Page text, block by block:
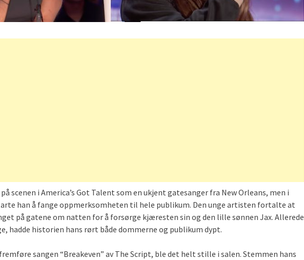
scenen i America’s Got Talent som en ukjent gatesanger fra New Orleans, men i
han å fange oppmerksomheten til hele publikum. Den unge artisten fortalte at
på gatene om natten for å forsørge kjæresten sin og den lille sønnen Jax. Allerede
hadde historien hans rørt både dommerne og publikum dypt.
sangen “Breakeven” av The Script, ble det helt stille i salen. Stemmen hans